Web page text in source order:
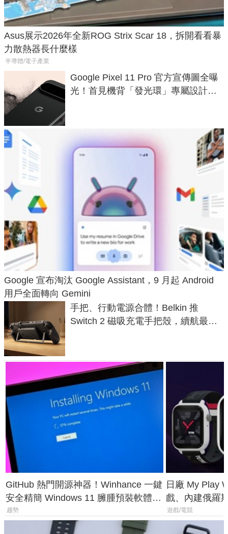
Asus展示2026年全新ROG Strix Scar 18，拆開看看暴
力散熱器長什麼樣
半導體/電子產業
Google Pixel 11 Pro 官方宣傳圖全曝
光！首見機背「發光環」專屬設計、
Google 宣布淘汰 Google Assistant，9 月起 Android
用戶全面轉向 Gemini
手把、行動電源合體！Belkin 推
Switch 2 磁吸充電手把殼，續航最高
GitHub 熱門開源神器！Winhance 一鍵
安全精簡 Windows 11 臃腫預裝軟體與
後台追蹤
趨勢
日廠 My Play
戲、內建俄羅
過竟然不能連
遊戲/電競